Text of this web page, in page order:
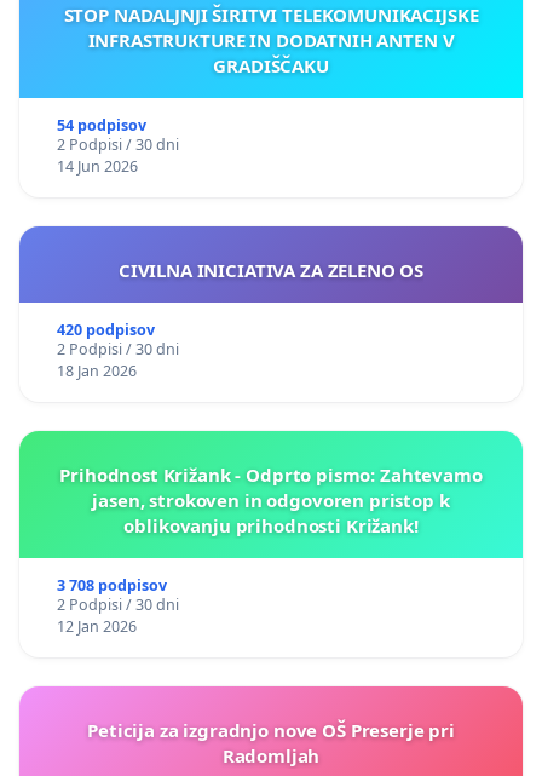
STOP NADALJNJI ŠIRITVI TELEKOMUNIKACIJSKE
INFRASTRUKTURE IN DODATNIH ANTEN V
GRADIŠČAKU
54 podpisov
2 Podpisi / 30 dni
14 Jun 2026
CIVILNA INICIATIVA ZA ZELENO OS
420 podpisov
2 Podpisi / 30 dni
18 Jan 2026
Prihodnost Križank - Odprto pismo: Zahtevamo
jasen, strokoven in odgovoren pristop k
oblikovanju prihodnosti Križank!
3 708 podpisov
2 Podpisi / 30 dni
12 Jan 2026
Peticija za izgradnjo nove OŠ Preserje pri
Radomljah